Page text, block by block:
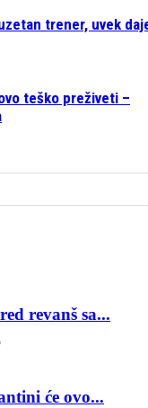
trener, uvek
teško preživeti –
revanš sa...
će ovo...